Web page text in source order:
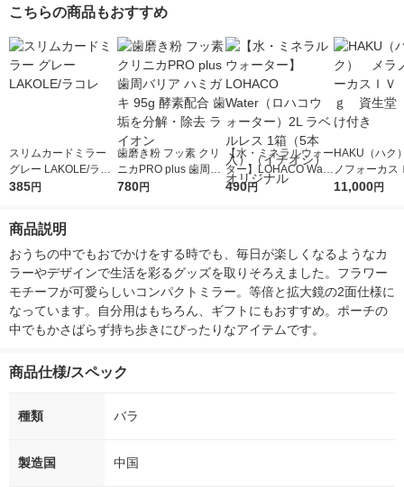
こちらの商品もおすすめ
スリムカードミラー
グレー LAKOLE/ラコ
レ
385円
歯磨き粉 フッ素 クリ
ニカPRO plus 歯周バ
リア ハミガキ 95g 酵
780円
【水・ミネラルウォー
ター】LOHACO Wate
r（ロハコウォータ
490円
HAKU（ハ
ノフォーカ
5ｇ 資生堂
11,000円
商品説明
おうちの中でもおでかけをする時でも、毎日が楽しくなるようなカ
ラーやデザインで生活を彩るグッズを取りそろえました。フラワー
モチーフが可愛らしいコンパクトミラー。等倍と拡大鏡の2面仕様に
なっています。自分用はもちろん、ギフトにもおすすめ。ポーチの
中でもかさばらず持ち歩きにぴったりなアイテムです。
商品仕様/スペック
種類 バラ
製造国 中国